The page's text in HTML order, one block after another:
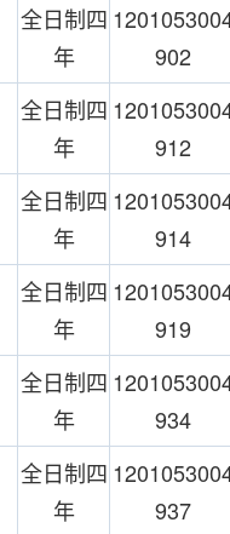
全日制四
年
902
全日制四
年
912
全日制四
年
914
全日制四
年
919
全日制四
年
934
全日制四
年
937